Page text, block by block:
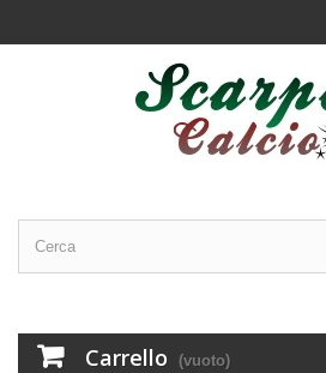
Carrello (vuoto)